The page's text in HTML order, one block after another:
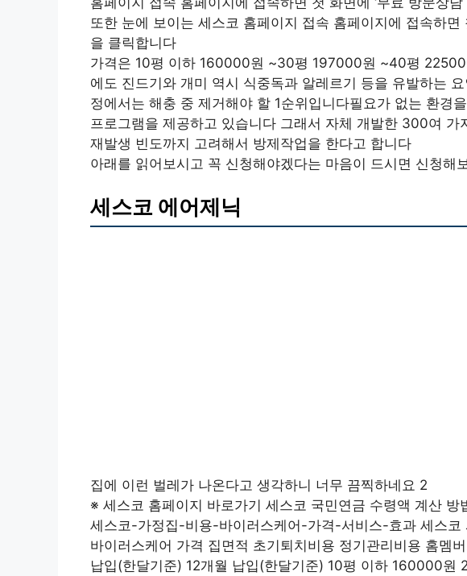
또한 눈에 보이는 세스코 홈페이지 접속 홈페이지에 접속하면
을 클릭합니다
가격은 10평 이하 160000원 ~30평 197000원 ~40평
에도 진드기와 개미 역시 식중독과 알레르기 등을 유발하는
정에서는 해충 중 제거해야 할 1순위입니다필요가 없는 환경
프로그램을 제공하고 있습니다 그래서 자체 개발한 300여 가
재발생 빈도까지 고려해서 방제작업을 한다고 합니다
아래를 읽어보시고 꼭 신청해야겠다는 마음이 드시면 신청해
세스코 에어제닉
집에 이런 벌레가 나온다고 생각하니 너무 끔찍하네요 2
※ 세스코 홈페이지 바로가기 세스코 국민연금 수령액 계산 방
세스코-가정집-비용-바이러스케어-가격-서비스-효과 세스코
바이러스케어 가격 집면적 초기퇴치비용 정기관리비용 홈멤
납입(한달기준) 12개월 납입(한달기준) 10평 이하 160000